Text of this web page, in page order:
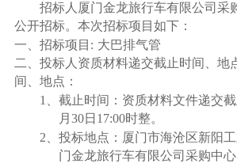
招标人厦门金龙旅行车有限公司采
公开招标。本次招标项目如下：
一、招标项目 : 大巴排气管
二、投标人资质材料递交截止时间、地
间、地点：
1
、截止时间：资质材料文件递交
月 30日 17:00时整。
2 、投标地点：厦门市海沧区新阳
门金龙旅行车有限公司采购中心